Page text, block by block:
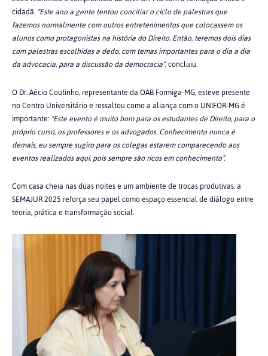
cidadã. “Este ano a gente tentou conciliar o ciclo de palestras que
fazemos normalmente com outros entretenimentos que colocassem os
alunos como protagonistas na história do Direito. Então, teremos dois dias
com palestras escolhidas a dedo, com temas importantes para o dia a dia
da advocacia, para a discussão da democracia”, concluiu.
O Dr. Aécio Coutinho, representante da OAB Formiga-MG, esteve presente
no Centro Universitário e ressaltou como a aliança com o UNIFOR-MG é
importante: “Este evento é muito bom para os estudantes de Direito, para o
próprio curso, os professores e os advogados. Conhecimento nunca é
demais, eu sempre sugiro para os colegas estarem comparecendo aos
eventos realizados aqui, pois sempre são ricos em conhecimento”.
Com casa cheia nas duas noites e um ambiente de trocas produtivas, a
SEMAJUR 2025 reforça seu papel como espaço essencial de diálogo entre
teoria, prática e transformação social.